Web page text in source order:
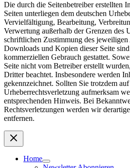
Die durch die Seitenbetreiber erstellten
Seiten unterliegen dem deutschen
Vervielfältigung, Bearbeitung,
Verwertung außerhalb der Grenzen des
schriftlichen Zustimmung des
Downloads und Kopien dieser Seite
kommerziellen Gebrauch gestattet.
Seite nicht vom Betreiber erstellt
Dritter beachtet. Insbesondere werden
gekennzeichnet. Sollten Sie trotzdem
Urheberrechtsverletzung aufmerksam
entsprechenden Hinweis. Bei
Rechtsverletzungen werden wir
entfernen.
Home